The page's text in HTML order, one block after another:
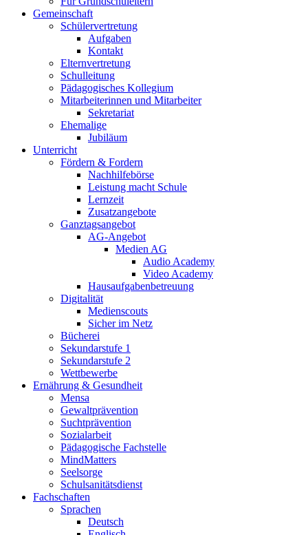
Gemeinschaft
Schülervertretung
Aufgaben
Kontakt
Elternvertretung
Schulleitung
Pädagogisches Kollegium
Mitarbeiterinnen und Mitarbeiter
Sekretariat
Ehemalige
Jubiläum
Unterricht
Fördern & Fordern
Nachhilfebörse
Leistung macht Schule
Lernzeit
Zusatzangebote
Ganztagsangebot
AG-Angebot
Medien AG
Audio Academy
Video Academy
Hausaufgabenbetreuung
Digitalität
Medienscouts
Sicher im Netz
Bücherei
Sekundarstufe 1
Sekundarstufe 2
Wettbewerbe
Ernährung & Gesundheit
Mensa
Gewaltprävention
Suchtprävention
Sozialarbeit
Pädagogische Fachstelle
MindMatters
Seelsorge
Schulsanitätsdienst
Fachschaften
Sprachen
Deutsch